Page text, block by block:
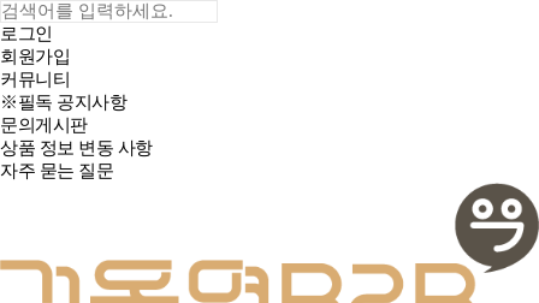
로그인
회원가입
커뮤니티
※필독 공지사항
문의게시판
상품 정보 변동 사항
자주 묻는 질문